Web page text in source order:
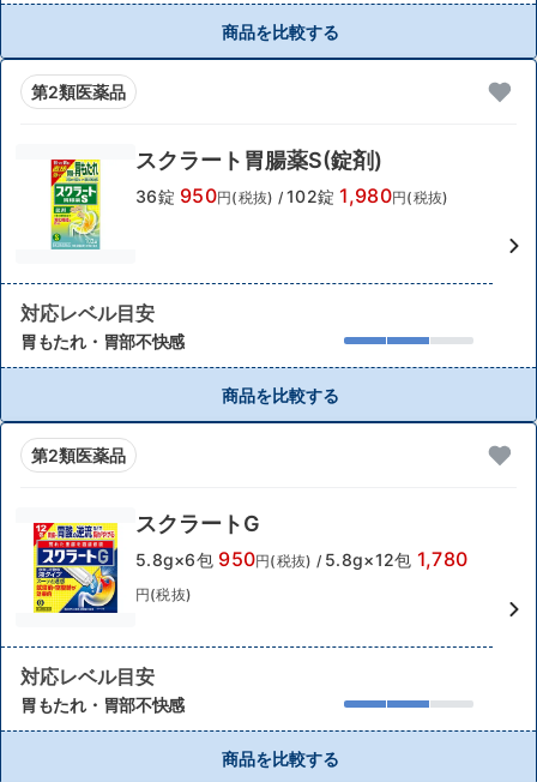
商品を比較する
第2類医薬品
スクラート胃腸薬S(錠剤)
36錠 950円(税抜) / 102錠 1,980円(税抜)
対応レベル目安
胃もたれ・胃部不快感
商品を比較する
第2類医薬品
スクラートG
5.8g×6包 950円(税抜) / 5.8g×12包 1,780
円(税抜)
対応レベル目安
胃もたれ・胃部不快感
商品を比較する